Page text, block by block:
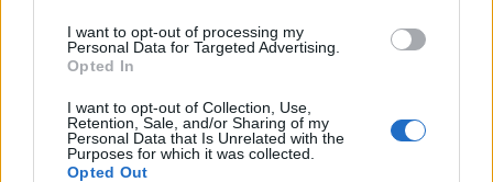
I want to opt-out of processing my
Personal Data for Targeted Advertising.
Opted In
I want to opt-out of Collection, Use,
Retention, Sale, and/or Sharing of my
Personal Data that Is Unrelated with the
Purposes for which it was collected.
Opted Out
Razoren glavni ruski naftni terminal. Uništena
četiri lansera S-400, radari...
Saznaj više